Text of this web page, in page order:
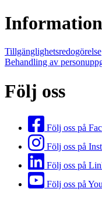
Tillgänglighetsredogörelse
Behandling av
Följ oss
Följ oss på
Följ oss på
Följ oss på
Följ oss på